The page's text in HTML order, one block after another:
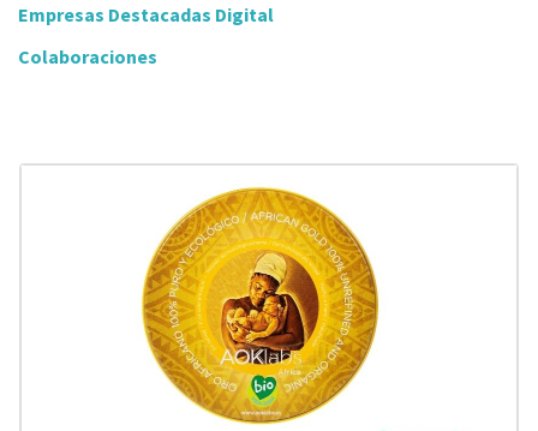
Empresas Destacadas Digital
Colaboraciones